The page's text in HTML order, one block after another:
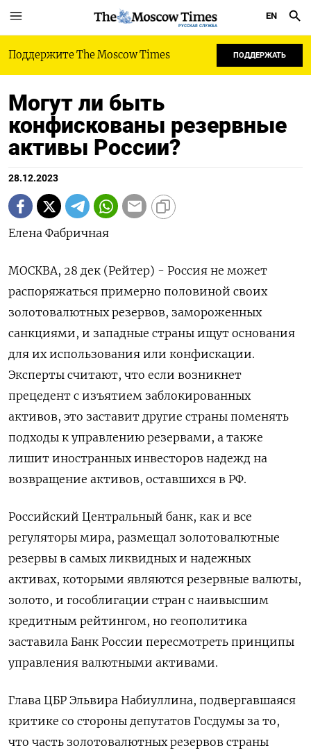
РУССКАЯ СЛУЖБА
EN
Поддержите The Moscow Times ПОДДЕРЖАТЬ
Могут ли быть
конфискованы резервные
активы России?
28.12.2023
Елена Фабричная
МОСКВА, 28 дек (Рейтер) - Россия не может
распоряжаться примерно половиной своих
золотовалютных резервов, замороженных
санкциями, и западные страны ищут основания
для их использования или конфискации.
Эксперты считают, что если возникнет
прецедент с изъятием заблокированных
активов, это заставит другие страны поменять
подходы к управлению резервами, а также
лишит иностранных инвесторов надежд на
возвращение активов, оставшихся в РФ.
Российский Центральный банк, как и все
регуляторы мира, размещал золотовалютные
резервы в самых ликвидных и надежных
активах, которыми являются резервные валюты,
золото, и гособлигации стран с наивысшим
кредитным рейтингом, но геополитика
заставила Банк России пересмотреть принципы
управления валютными активами.
Глава ЦБР Эльвира Набиуллина, подвергавшаяся
критике со стороны депутатов Госдумы за то,
что часть золотовалютных резервов страны